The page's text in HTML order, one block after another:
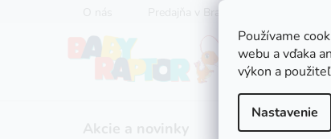
Používame
webu a vďaka
výkon a
Nastavenie
Predajňa v Bratislave
Zľavy Kočíky